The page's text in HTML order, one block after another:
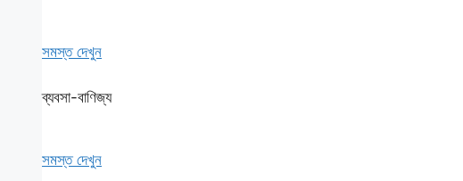
সমস্ত দেখুন
ব্যবসা-বাণিজ্য
সমস্ত দেখুন